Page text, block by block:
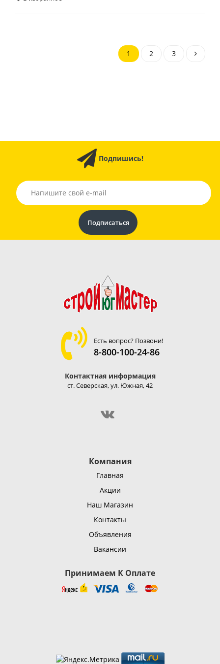
1 2 3
Подпишись!
Есть вопрос? Позвони!
8-800-100-24-86
Контактная информация
ст. Северская, ул. Южная, 42
Компания
Главная
Акции
Наш Магазин
Контакты
Объявления
Вакансии
Принимаем К Оплате